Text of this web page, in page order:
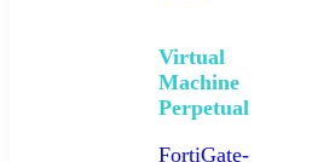
Virtual
Machine
Perpetual
FortiGate-